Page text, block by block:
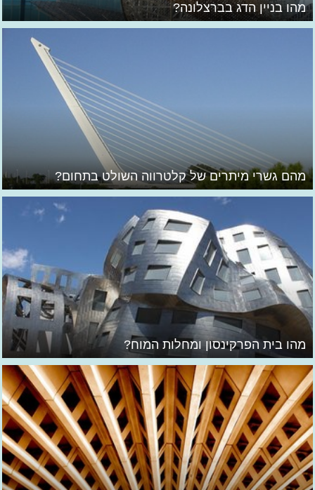
מהו בניין הדג בברצלונה?
מהם גשרי מיתרים של קלטרווה השולט בתחום?
מהו בית הפרקינסון ומחלות המוח?